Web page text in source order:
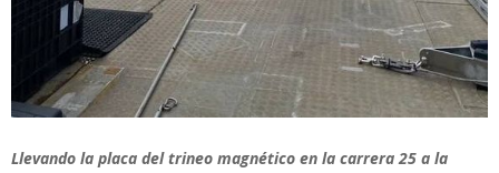
Llevando la placa del trineo magnético en la carrera 25 a la